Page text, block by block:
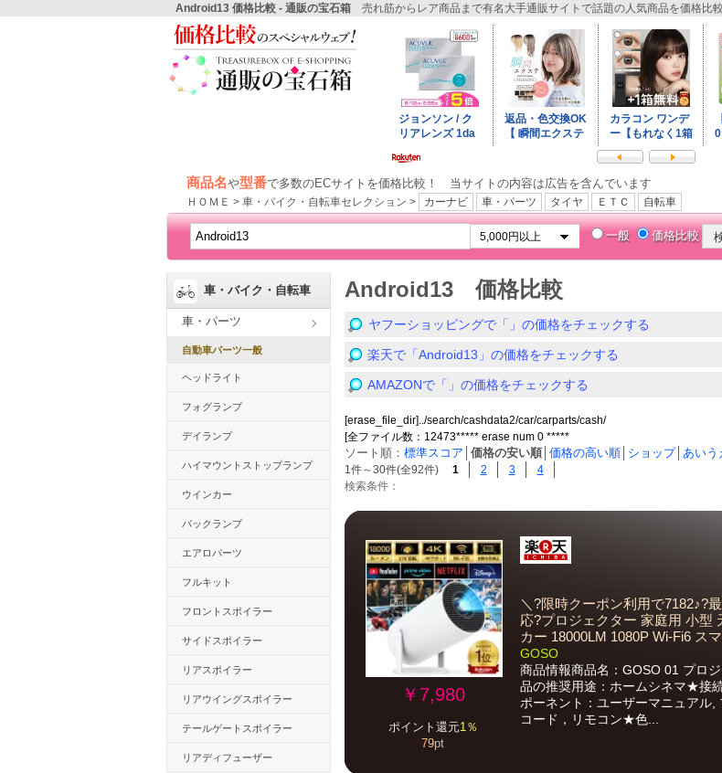
Android13 価格比較 - 通販の宝石箱 売れ筋からレア商品まで有名大手通販サイトで話題の人気商品を価格比較
商品名や型番で多数のECサイトを価格比較！ 当サイトの内容は広告を含んでいます
ＨＯＭＥ > 車・バイク・自転車セレクション > カーナビ 車・パーツ タイヤ ＥＴＣ 自転車
一般 価格比較
車・バイク・自転車
車・パーツ
自動車パーツ一般
ヘッドライト
フォグランプ
デイランプ
ハイマウントストップランプ
ウインカー
バックランプ
エアロパーツ
フルキット
フロントスポイラー
サイドスポイラー
リアスポイラー
リアウイングスポイラー
テールゲートスポイラー
リアディフューザー
Android13 価格比較
ヤフーショッピングで「」の価格をチェックする
楽天で「Android13」の価格をチェックする
AMAZONで「」の価格をチェックする
[erase_file_dir]../search/cashdata2/car/carparts/cash/
[全ファイル数：12473***** erase num 0 *****
ソート順： 標準スコア 価格の安い順 価格の高い順 ショップ│ あいう
1件～30件(全92件) 1 2 3
4
検索条件：
￥7,980
ポイント還元1％
79pt
＼?限時クーポン利用で7182♪?
応?プロジェクター 家庭用 小型
カー 18000LM 1080P Wi-Fi6 ス
GOSO
商品情報商品名：GOSO 01 プロ
品の推奨用途：ホームシネマ★接
ポーネント：ユーザーマニュアル,
コード，リモコン★色...